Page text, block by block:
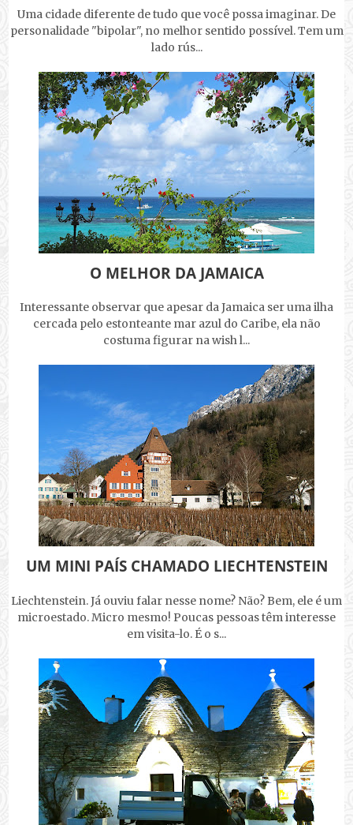
Uma cidade diferente de tudo que você possa imaginar. De
personalidade "bipolar", no melhor sentido possível. Tem um
lado rús...
O MELHOR DA JAMAICA
Interessante observar que apesar da Jamaica ser uma ilha
cercada pelo estonteante mar azul do Caribe, ela não
costuma figurar na wish l...
UM MINI PAÍS CHAMADO LIECHTENSTEIN
Liechtenstein. Já ouviu falar nesse nome? Não? Bem, ele é um
microestado. Micro mesmo! Poucas pessoas têm interesse
em visita-lo. É o s...